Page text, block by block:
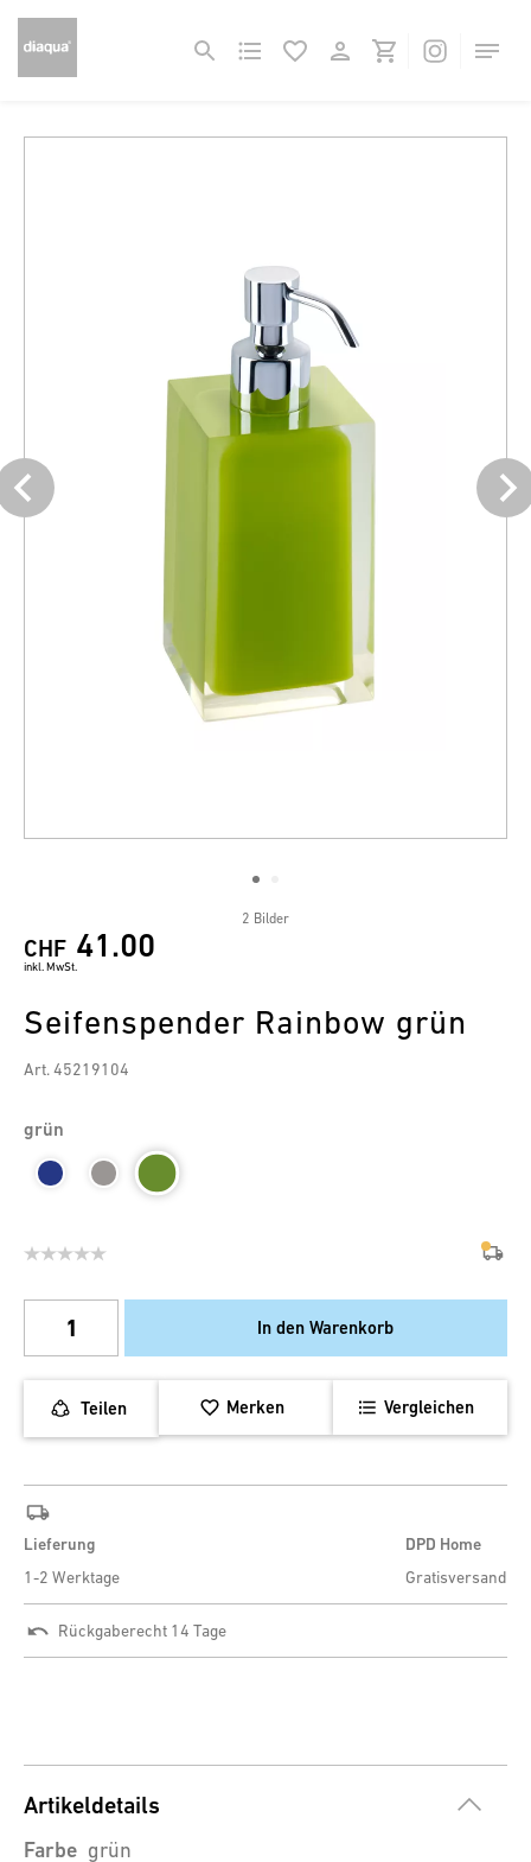
2 Bilder
CHF 41.00
inkl. MwSt.
Seifenspender Rainbow grün
Art. 45219104
grün
In den Warenkorb
Teilen Merken Vergleichen
Lieferung
1-2 Werktage
DPD Home
Gratisversand
Rückgaberecht 14 Tage
Artikeldetails
Farbe grün